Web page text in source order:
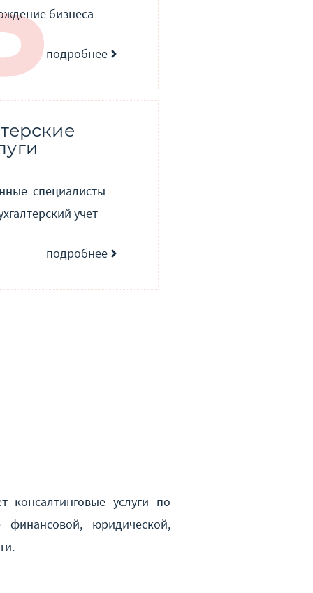
бизнеса
подробнее
специалисты
учет
подробнее
консалтинговые услуги по
юридической,